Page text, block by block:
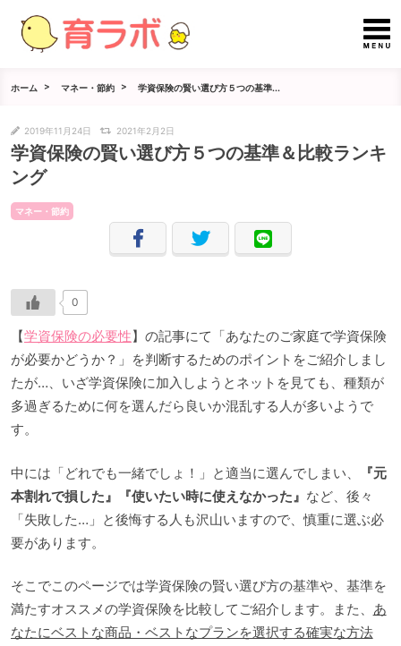
ホーム マネー・節約 学資保険の賢い選び方５つの基準...
2019年11月24日 2021年2月2日
学資保険の賢い選び方５つの基準＆比較ランキ
ング
マネー・節約
0
【学資保険の必要性】の記事にて「あなたのご家庭で学資保険
が必要かどうか？」を判断するためのポイントをご紹介しまし
たが…、いざ学資保険に加入しようとネットを見ても、種類が
多過ぎるために何を選んだら良いか混乱する人が多いようで
す。
中には「どれでも一緒でしょ！」と適当に選んでしまい、
『元
本割れで損した』『使いたい時に使えなかった』 など、後々
「失敗した…」と後悔する人も沢山いますので、慎重に選ぶ必
要があります。
そこでこのページでは学資保険の賢い選び方の基準や、基準を
満たすオススメの学資保険を比較してご紹介します。また、 あ
なたにベストな商品・ベストなプランを選択する確実な方法